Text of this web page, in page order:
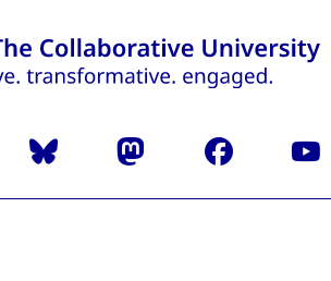
Bluesky Mastodon Facebook